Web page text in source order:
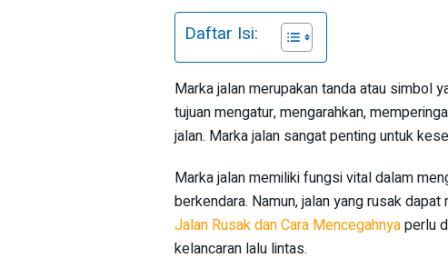
Daftar Isi:
Marka jalan merupakan tanda atau simbol
tujuan mengatur, mengarahkan,
jalan. Marka jalan sangat penting untuk
Marka jalan memiliki fungsi vital dalam
berkendara. Namun, jalan yang rusak
Jalan Rusak dan Cara Mencegahnyaperlu
kelancaran lalu lintas.